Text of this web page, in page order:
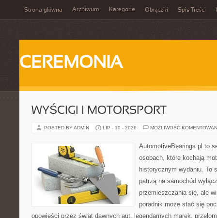
Strona główna Archiwum Kategorie Obrączki Spis Treści
CEREMONIA
WYŚCIGI I MOTORSPORT
POSTED BY ADMIN LIP - 10 - 2026 MOŻLIWOŚĆ
AutomotiveBearings.pl to
osobach, które kochają
historycznym wydaniu. To
patrzą na samochód
przemieszczania się, ale
poradnik może stać się
opowieści przez świat dawnych aut, legendarnych marek,